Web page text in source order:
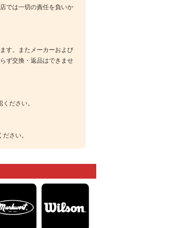
では一切の責任を負いか
す。またメーカーおよび
ず交換・返品はできませ
ください。
さい。